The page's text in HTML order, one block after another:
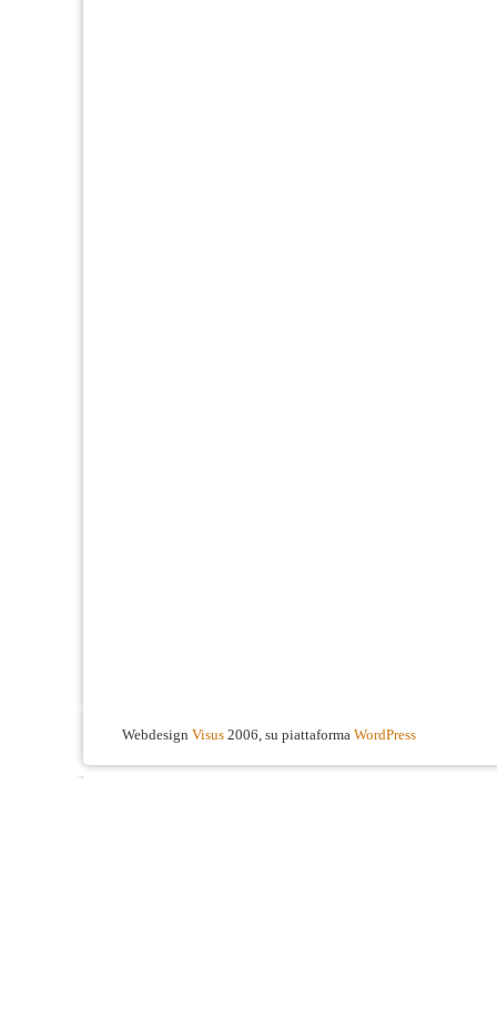
Webdesign Visus 2006, su piattaforma WordPress